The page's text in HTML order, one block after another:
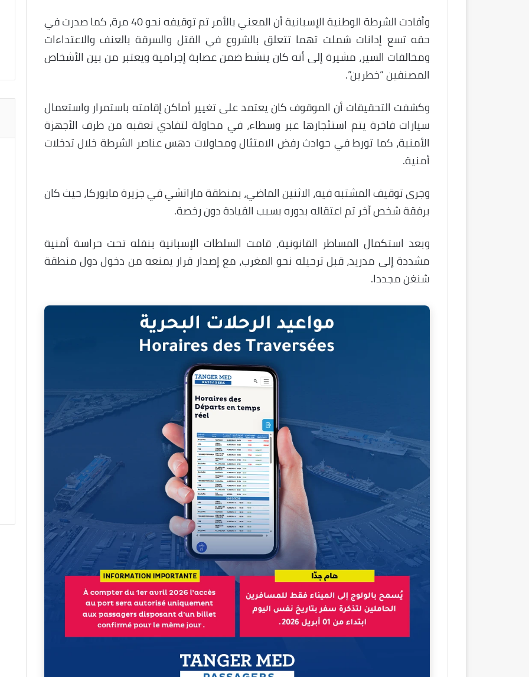
وأفادت الشرطة الوطنية الإسبانية أن المعني بالأمر تم توقيفه نحو 40 مرة، كما صدرت في
حقه تسع إدانات شملت تهما تتعلق بالشروع في القتل والسرقة بالعنف والاعتداءات
ومخالفات السير، مشيرة إلى أنه كان ينشط ضمن عصابة إجرامية ويعتبر من بين الأشخاص
المصنفين “خطرين”.
وكشفت التحقيقات أن الموقوف كان يعتمد على تغيير أماكن إقامته باستمرار واستعمال
سيارات فاخرة يتم استئجارها عبر وسطاء، في محاولة لتفادي تعقبه من طرف الأجهزة
الأمنية، كما تورط في حوادث رفض الامتثال ومحاولات دهس عناصر الشرطة خلال تدخلات
أمنية.
وجرى توقيف المشتبه فيه، الاثنين الماضي، بمنطقة ماراتشي في جزيرة مايوركا، حيث كان
برفقة شخص آخر تم اعتقاله بدوره بسبب القيادة دون رخصة.
وبعد استكمال المساطر القانونية، قامت السلطات الإسبانية بنقله تحت حراسة أمنية
مشددة إلى مدريد، قبل ترحيله نحو المغرب، مع إصدار قرار يمنعه من دخول دول منطقة
شنغن مجددا.